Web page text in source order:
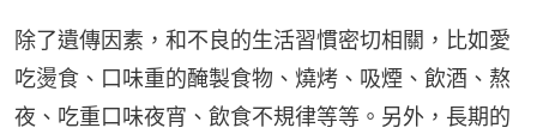
除了遺傳因素，和不良的生活習慣密切相關，比如愛
吃燙食、口味重的醃製食物、燒烤、吸煙、飲酒、熬
夜、吃重口味夜宵、飲食不規律等等。另外，長期的